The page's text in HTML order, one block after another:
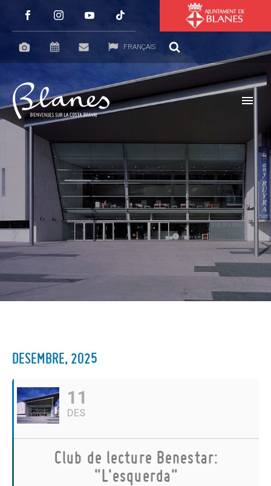
FRANÇAIS
DESEMBRE, 2025
11
DES
Club de lecture Benestar:
"L'esquerda"